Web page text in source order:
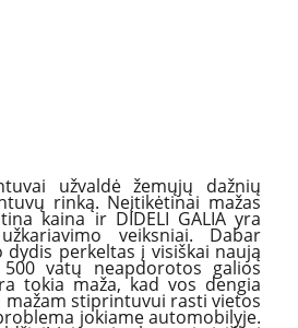
užvaldė žemųjų dažnių
rinką. Neįtikėtinai mažas
kaina ir DIDELI GALIA yra
veiksniai. Dabar
perkeltas į visiškai naują
vatų neapdorotos galios
tokia maža, kad vos dengia
mažam stiprintuvui rasti vietos
jokiame automobilyje.